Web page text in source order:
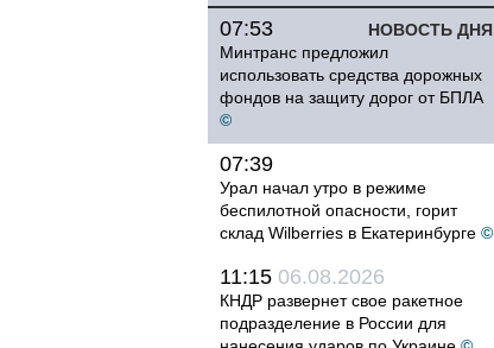
НОВОСТЬ ДНЯ
07:53
Минтранс предложил
использовать средства дорожных
фондов на защиту дорог от БПЛА
©
07:39
Урал начал утро в режиме
беспилотной опасности, горит
склад Wilberries в Екатеринбурге ©
11:15 06.08.2026
КНДР развернет свое ракетное
подразделение в России для